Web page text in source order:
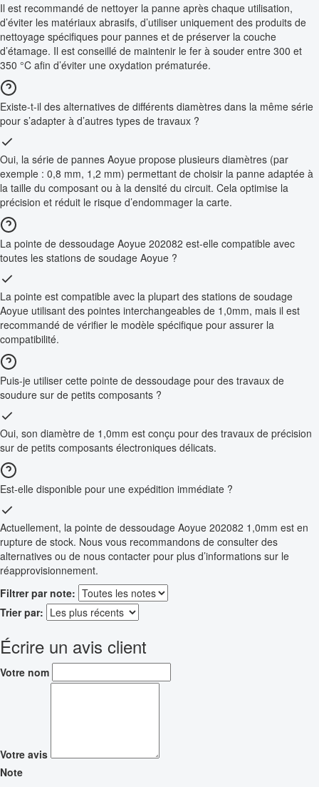
Il est recommandé de nettoyer la panne après chaque utilisation,
d’éviter les matériaux abrasifs, d’utiliser uniquement des produits de
nettoyage spécifiques pour pannes et de préserver la couche
d’étamage. Il est conseillé de maintenir le fer à souder entre 300 et
350 °C afin d’éviter une oxydation prématurée.
Existe-t-il des alternatives de différents diamètres dans la même série
pour s’adapter à d’autres types de travaux ?
Oui, la série de pannes Aoyue propose plusieurs diamètres (par
exemple : 0,8 mm, 1,2 mm) permettant de choisir la panne adaptée à
la taille du composant ou à la densité du circuit. Cela optimise la
précision et réduit le risque d’endommager la carte.
La pointe de dessoudage Aoyue 202082 est-elle compatible avec
toutes les stations de soudage Aoyue ?
La pointe est compatible avec la plupart des stations de soudage
Aoyue utilisant des pointes interchangeables de 1,0mm, mais il est
recommandé de vérifier le modèle spécifique pour assurer la
compatibilité.
Puis-je utiliser cette pointe de dessoudage pour des travaux de
soudure sur de petits composants ?
Oui, son diamètre de 1,0mm est conçu pour des travaux de précision
sur de petits composants électroniques délicats.
Est-elle disponible pour une expédition immédiate ?
Actuellement, la pointe de dessoudage Aoyue 202082 1,0mm est en
rupture de stock. Nous vous recommandons de consulter des
alternatives ou de nous contacter pour plus d’informations sur le
réapprovisionnement.
Filtrer par note:
Trier par:
Écrire un avis client
Votre nom
Votre avis
Note